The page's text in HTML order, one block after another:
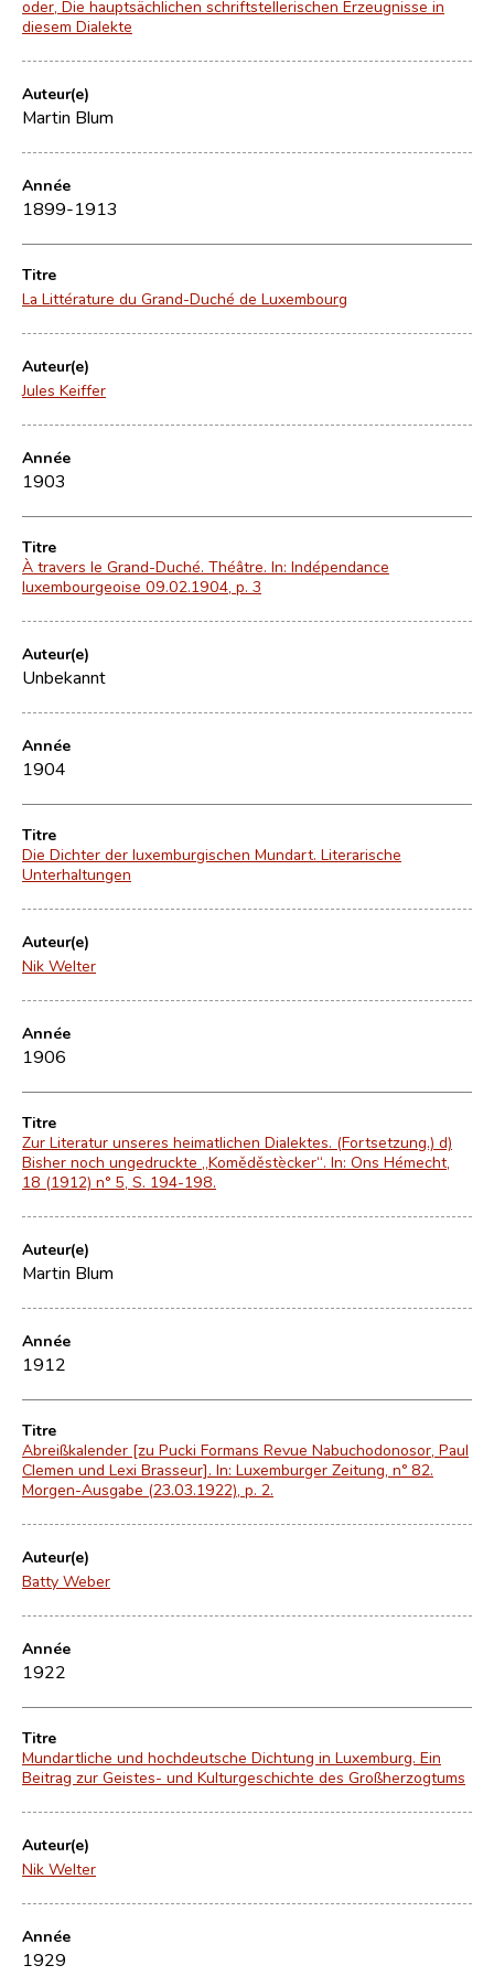
oder, Die hauptsächlichen schriftstellerischen Erzeugnisse in
diesem Dialekte
Auteur(e)
Martin Blum
Année
1899-1913
Titre
La Littérature du Grand-Duché de Luxembourg
Auteur(e)
Jules Keiffer
Année
1903
Titre
À travers le Grand-Duché. Théâtre. In: Indépendance
luxembourgeoise 09.02.1904, p. 3
Auteur(e)
Unbekannt
Année
1904
Titre
Die Dichter der luxemburgischen Mundart. Literarische
Unterhaltungen
Auteur(e)
Nik Welter
Année
1906
Titre
Zur Literatur unseres heimatlichen Dialektes. (Fortsetzung.) d)
Bisher noch ungedruckte „Koměděstècker“. In: Ons Hémecht,
18 (1912) n° 5, S. 194-198.
Auteur(e)
Martin Blum
Année
1912
Titre
Abreißkalender [zu Pucki Formans Revue Nabuchodonosor, Paul
Clemen und Lexi Brasseur]. In: Luxemburger Zeitung, nº 82.
Morgen-Ausgabe (23.03.1922), p. 2.
Auteur(e)
Batty Weber
Année
1922
Titre
Mundartliche und hochdeutsche Dichtung in Luxemburg. Ein
Beitrag zur Geistes- und Kulturgeschichte des Großherzogtums
Auteur(e)
Nik Welter
Année
1929